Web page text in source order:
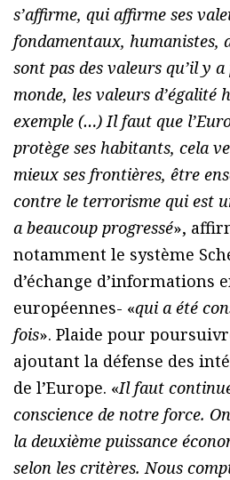
s’affirme, qui affirme ses
fondamentaux, humanistes,
sont pas des valeurs qu’il y
monde, les valeurs d’égalité
exemple (…) Il faut que
protège ses habitants, cela
mieux ses frontières, être
contre le terrorisme qui est
a beaucoup progressé»,
notamment le système
d’échange d’informations
européennes- «qui a été
fois». Plaide pour
ajoutant la défense des
de l’Europe. «Il faut
conscience de notre force.
la deuxième puissance
selon les critères. Nous